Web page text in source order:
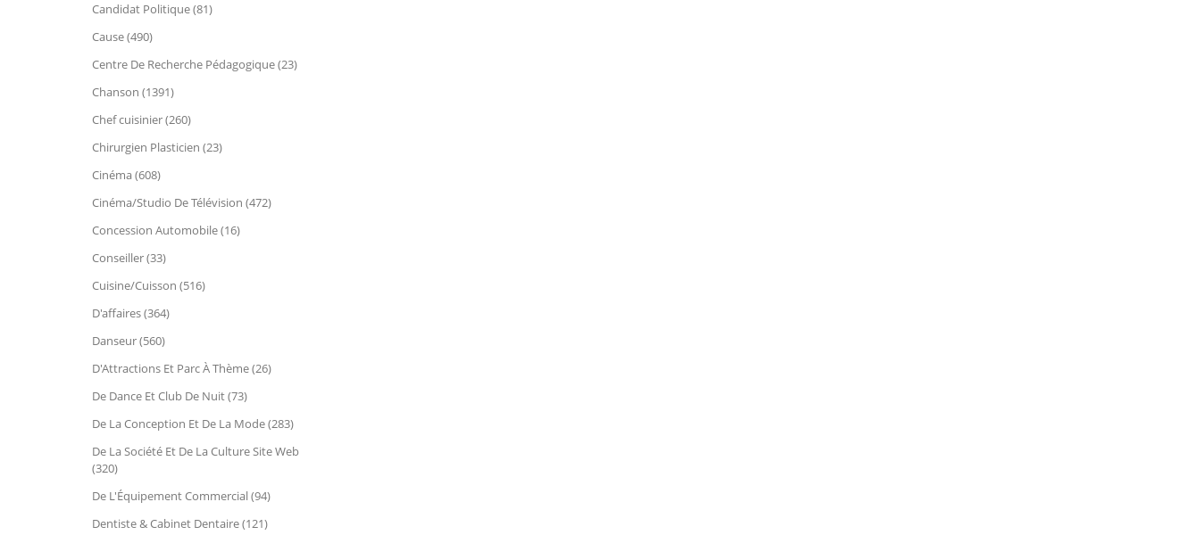
Candidat Politique (81)
Cause (490)
Centre De Recherche Pédagogique (23)
Chanson (1391)
Chef cuisinier (260)
Chirurgien Plasticien (23)
Cinéma (608)
Cinéma/Studio De Télévision (472)
Concession Automobile (16)
Conseiller (33)
Cuisine/Cuisson (516)
D'affaires (364)
Danseur (560)
D'Attractions Et Parc À Thème (26)
De Dance Et Club De Nuit (73)
De La Conception Et De La Mode (283)
De La Société Et De La Culture Site Web
(320)
De L'Équipement Commercial (94)
Dentiste & Cabinet Dentaire (121)